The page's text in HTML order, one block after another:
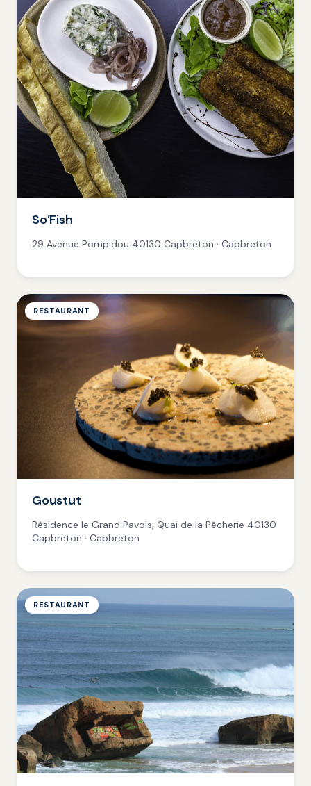
So’Fish
29 Avenue Pompidou 40130 Capbreton · Capbreton
RESTAURANT
Goustut
Résidence le Grand Pavois, Quai de la Pêcherie 40130
Capbreton · Capbreton
RESTAURANT